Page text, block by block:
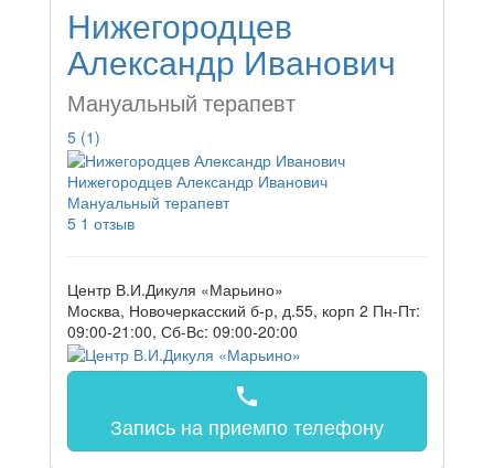
Нижегородцев
Александр Иванович
Мануальный терапевт
5 (1)
Нижегородцев Александр Иванович
Мануальный терапевт
5 1 отзыв
Центр В.И.Дикуля «Марьино»
Москва, Новочеркасский б-р, д.55, корп 2 Пн-Пт:
09:00-21:00, Сб-Вс: 09:00-20:00
call
Запись на приемпо телефону